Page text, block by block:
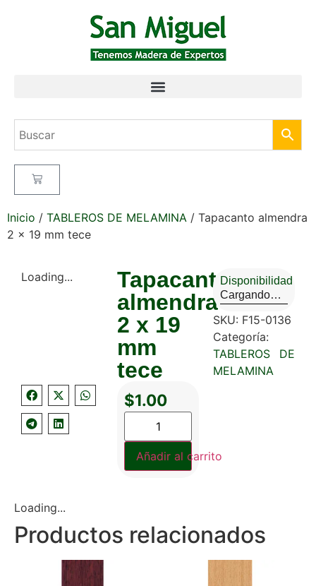
Inicio / TABLEROS DE MELAMINA / Tapacanto almendra
2 x 19 mm tece
Loading...
Tapacanto
almendra
2 x 19
mm
tece
$1.00
Añadir al carrito
Disponibilidad
Cargando…
SKU: F15-0136
Categoría:
TABLEROS DE
MELAMINA
Loading...
Productos relacionados